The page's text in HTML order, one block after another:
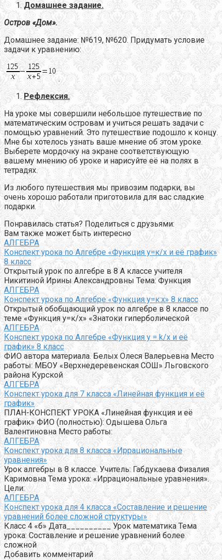
Домашнее задание.
Остров «Дом».
Домашнее задание: №619, №620. Придумать условие
задачи к уравнению:
.
Рефлексия.
На уроке мы совершили небольшое путешествие по
математическим островам и учиться решать задачи с
помощью уравнений. Это путешествие подошло к концу.
Мне бы хотелось узнать ваше мнение об этом уроке.
Выберете мордочку на экране соответствующую
вашему мнению об уроке и нарисуйте её на полях в
тетрадях.
Из любого путешествия мы привозим подарки, вы
очень хорошо работали приготовила для вас сладкие
подарки.
Понравилась статья? Поделиться с друзьями:
Вам также может быть интересно
АЛГЕБРА
Конспект урока по Алгебре «Функция у=к/х и её график»
8 класс
Открытый урок по алгебре в 8 А классе учителя
Никитиной Ирины Александровны Тема: Функция
АЛГЕБРА
Конспект урока по Алгебре «Функция у=к:х» 8 класс
Открытый обобщающий урок по алгебре в 8 классе по
теме «Функция у=к/х» «Знатоки гиперболической
АЛГЕБРА
Конспект урока по Алгебре «Функция y = k/x и её
график» 8 класс
ФИО автора материала. Белых Олеся Валерьевна Место
работы: МБОУ «Верхнедеревенская СОШ» Льговского
района Курской
АЛГЕБРА
Конспект урока для 7 класса «Линейная функция и её
график»
ПЛАН-КОНСПЕКТ УРОКА «Линейная функция и её
график» ФИО (полностью): Одышева Ольга
Валентиновна Место работы:
АЛГЕБРА
Конспект урока для 8 класса «Иррациональные
уравнения»
Урок алгебры в 8 классе. Учитель: Габдукаева Физалия
Каримовна Тема урока: «Иррациональные уравнения».
Цели:
АЛГЕБРА
Конспект урока для 4 класса «Составление и решение
уравнений более сложной структуры»
Класс 4 «б» Дата__________ Урок математика Тема
урока: Составление и решение уравнений более
сложной
Добавить комментарий